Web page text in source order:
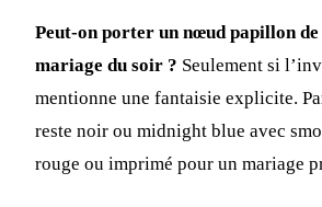
Peut-on porter un nœud papillon
mariage du soir ? Seulement si
mentionne une fantaisie explicite.
reste noir ou midnight blue avec
rouge ou imprimé pour un mariage